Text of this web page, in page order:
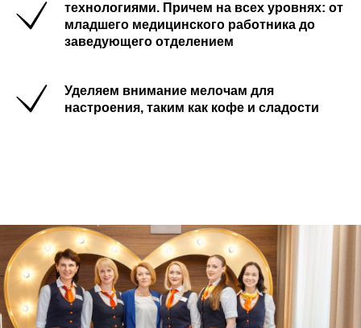
технологиями. Причем на всех уровнях: от
младшего медицинского работника до
заведующего отделением
Уделяем внимание мелочам для
настроения, таким как кофе и сладости